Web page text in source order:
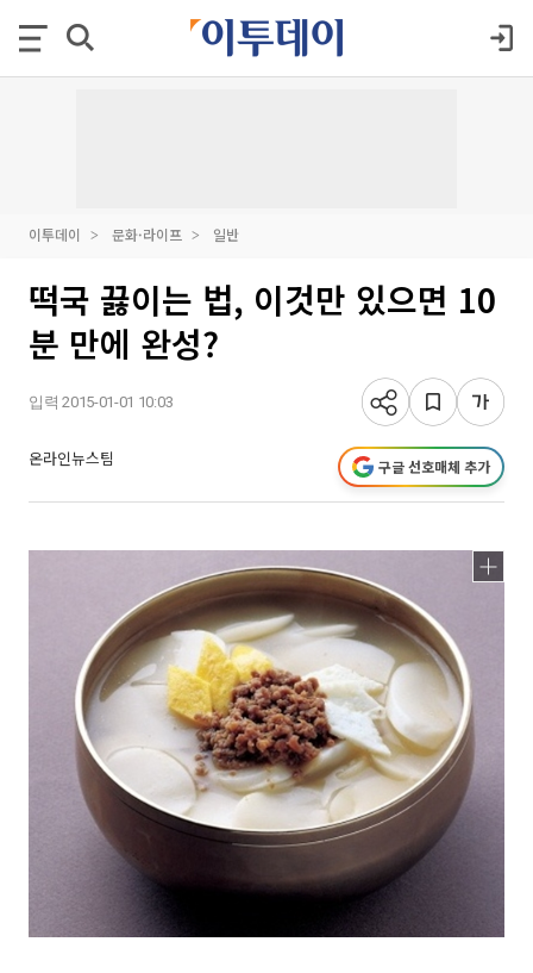
이투데이 문화·라이프 일반
떡국 끓이는 법, 이것만 있으면 10
분 만에 완성?
입력 2015-01-01 10:03
온라인뉴스팀 구글 선호매체 추가